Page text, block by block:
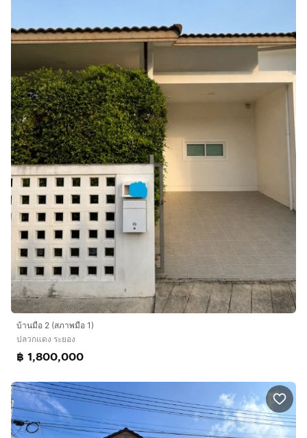
บ้านมือ 2 (สภาพมือ 1)
ปลวกแดง ระยอง
฿ 1,800,000